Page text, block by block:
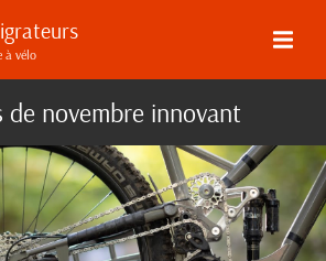
à vélo
de novembre innovant